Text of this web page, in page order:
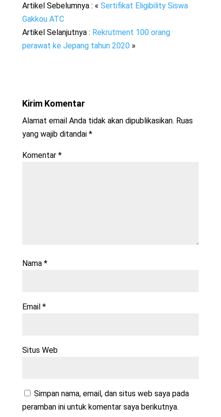
Artikel Sebelumnya : « Sertifikat Eligibility Siswa
Gakkou ATC
Artikel Selanjutnya : Rekrutment 100 orang
perawat ke Jepang tahun 2020»
Kirim Komentar
Alamat email Anda tidak akan dipublikasikan. Ruas
yang wajib ditandai *
Komentar *
Nama *
Email *
Situs Web
Simpan nama, email, dan situs web saya pada
peramban ini untuk komentar saya berikutnya.